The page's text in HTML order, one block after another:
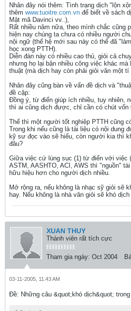
Nhân đây nói thêm: Tình trạng dịch "lộn
thêm www.tuoitre.com.vn để biết về sách
Mật mã Davinci vv..),
Rất nhiều năm nữa, theo mình chắc cũng
hiện nay chúng ta chưa có nhiều người
nội ngữ (thế hệ mới sau này có thể đã
học xong PTTH).
Diễn đàn này có nhiều cao thủ, giỏi cả
nhưng họ lại bận nhiều công việc khác
thuật (mà dịch hay còn phải giỏi văn một
Nhân đây cũng bàn về vấn đề dịch và
đề cập:
Đồng ý, từ điển giúp ích nhiều, tuy nhiên,
thì ai cũng dịch được, chỉ cần có chút vốn
Thế thì một người tốt nghiệp PTTH cũng
Trong khi nếu cũng là tài liệu có nội dung
kỹ sư đọc vào sẽ hiểu, còn người kia thì
đâu?
Giữa việc cứ lùng sục (1) từ điển với việc
ASTM, AASHTO, ACI, AWS thì "nguồn"
hữu hiệu hơn cho người dịch nhiều.
Mở rộng ra, nếu không là nhạc sỹ giỏi sẽ
hay. Nếu không là nhà văn giỏi sẽ khó
XUAN THUY
Thành viên rất tích cực
Tham gia ngày: Oct 2004
03-11-2005, 11:43 AM
Ðề: Những câu &quot;khó dịch&quot;